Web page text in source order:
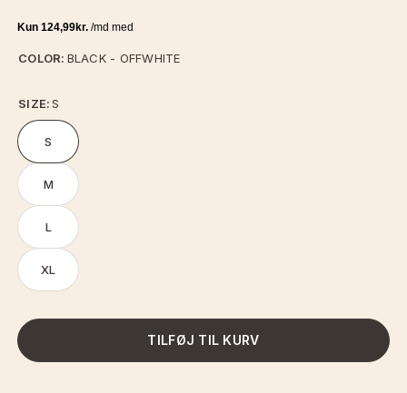
COLOR: BLACK - OFFWHITE
SIZE: S
S
M
L
XL
TILFØJ TIL KURV